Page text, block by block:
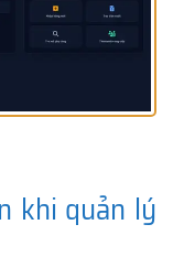
khi quản lý